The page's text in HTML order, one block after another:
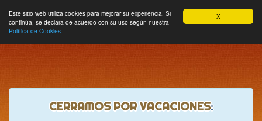
X
Este sitio web utiliza cookies para mejorar su experiencia. Si
continúa, se declara de acuerdo con su uso según nuestra
Política de Cookies
Hobbycrash Mi cuenta
CERRAMOS POR VACACIONES: